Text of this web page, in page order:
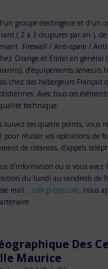
groupe électrogène et
( 2 à 3 coupures par an ),
Firewall / Anti-spam /
Orange et Emtel en général
d’équipements serveurs
chez des hébergeurs Français
Avec tous ces
technique.
suivez ces quatre points, vous
pour réussir vos opérations de
de créances, d’appels
d’information ou si vous avez
du lundi au vendredi de
mail : zc@cp-bpo.com, nous
Des
Maurice